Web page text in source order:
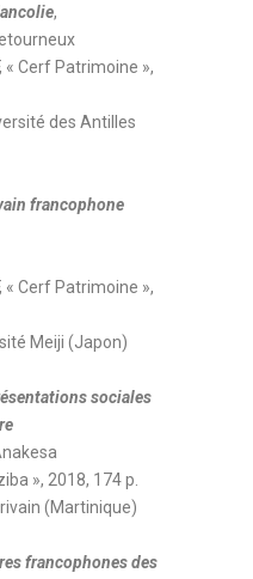
,
« Cerf Patrimoine »,
des Antilles
francophone
« Cerf Patrimoine »,
Meiji (Japon)
sociales
», 2018, 174 p.
(Martinique)
francophones des